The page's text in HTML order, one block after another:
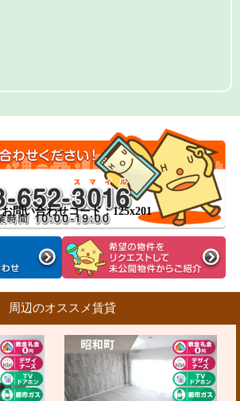
お問い合わせコード：125x201
周辺のオススメ賃貸